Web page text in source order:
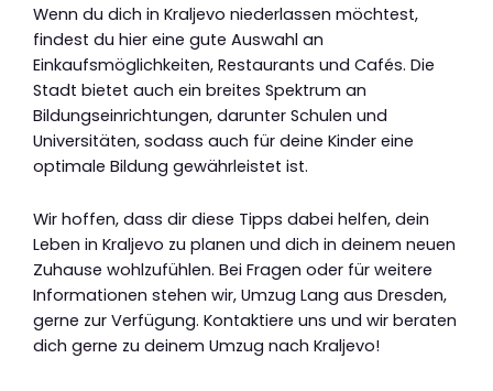
Wenn du dich in Kraljevo niederlassen möchtest,
findest du hier eine gute Auswahl an
Einkaufsmöglichkeiten, Restaurants und Cafés. Die
Stadt bietet auch ein breites Spektrum an
Bildungseinrichtungen, darunter Schulen und
Universitäten, sodass auch für deine Kinder eine
optimale Bildung gewährleistet ist.
Wir hoffen, dass dir diese Tipps dabei helfen, dein
Leben in Kraljevo zu planen und dich in deinem neuen
Zuhause wohlzufühlen. Bei Fragen oder für weitere
Informationen stehen wir, Umzug Lang aus Dresden,
gerne zur Verfügung. Kontaktiere uns und wir beraten
dich gerne zu deinem Umzug nach Kraljevo!